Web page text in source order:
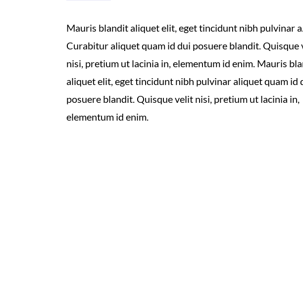
Mauris blandit aliquet elit, eget tincidunt nibh pulvinar
Curabitur aliquet quam id dui posuere blandit. Quisque
nisi, pretium ut lacinia in, elementum id enim. Mauris
aliquet elit, eget tincidunt nibh pulvinar aliquet quam id
posuere blandit. Quisque velit nisi, pretium ut lacinia in,
elementum id enim.